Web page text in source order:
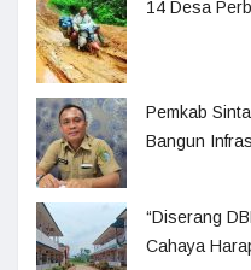
14 Desa
Pemkab
Bangun
“Diserang
Cahaya